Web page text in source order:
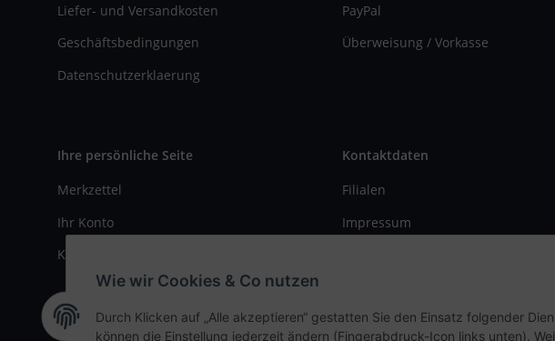
Liefer- und Versandkosten
Geschäftsbedingungen
Datenschutzerklaerung
PayPal
Überweisung / Vorkasse
Ihre persönliche Seite
Merkzettel
Ihr Konto
Kasse
Kontaktdaten
Filialen
Impressum
Wie wir Cookies & Co nutzen
Durch Klicken auf „Alle akzeptieren“ gestatten Sie den Einsatz folgender
können die Einstellung jederzeit ändern (Fingerabdruck-Icon links unten).